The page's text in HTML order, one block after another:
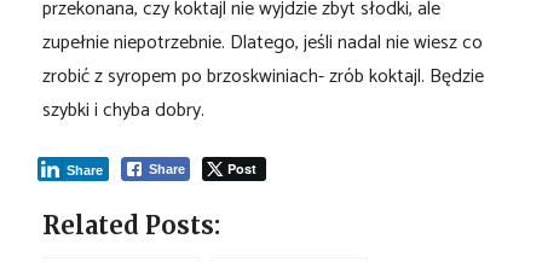
przekonana, czy koktajl nie wyjdzie zbyt słodki, ale
zupełnie niepotrzebnie. Dlatego, jeśli nadal nie wiesz co
zrobić z syropem po brzoskwiniach- zrób koktajl. Będzie
szybki i chyba dobry.
Share Post
Share
Related Posts: